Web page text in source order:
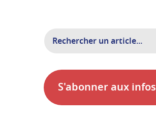
S'abonner aux infos